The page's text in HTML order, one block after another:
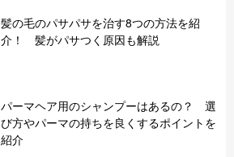
髪の毛のパサパサを治す8つの方法を紹
介！ 髪がパサつく原因も解説
パーマヘア用のシャンプーはあるの？ 選
び方やパーマの持ちを良くするポイントを
紹介